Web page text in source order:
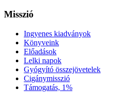
Misszió
Ingyenes kiadványok
Könyveink
Előadások
Lelki napok
Gyógyító összejövetelek
Cigánymisszió
Támogatás, 1%